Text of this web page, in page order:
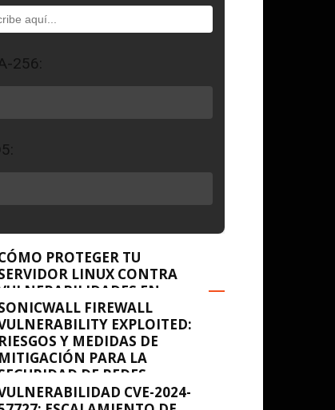
256:
PROTEGER TU
LINUX CONTRA
EN
Securino - febrero 14, 2025 0
FIREWALL
EXPLOITED:
RIESGOS Y MEDIDAS DE
MITIGACIÓN PARA LA
DE REDES
Securino - febrero 14, 2025 0
CVE-2024-